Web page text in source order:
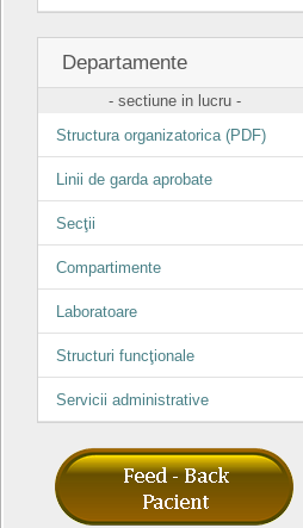
Departamente
- sectiune in lucru -
Structura organizatorica (PDF)
Linii de garda aprobate
Secţii
Compartimente
Laboratoare
Structuri funcţionale
Servicii administrative